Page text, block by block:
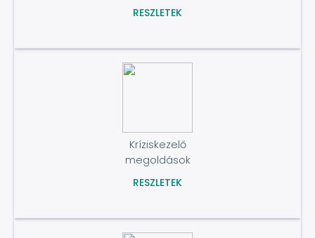
RESZLETEK
Kríziskezelő
megoldások
RESZLETEK